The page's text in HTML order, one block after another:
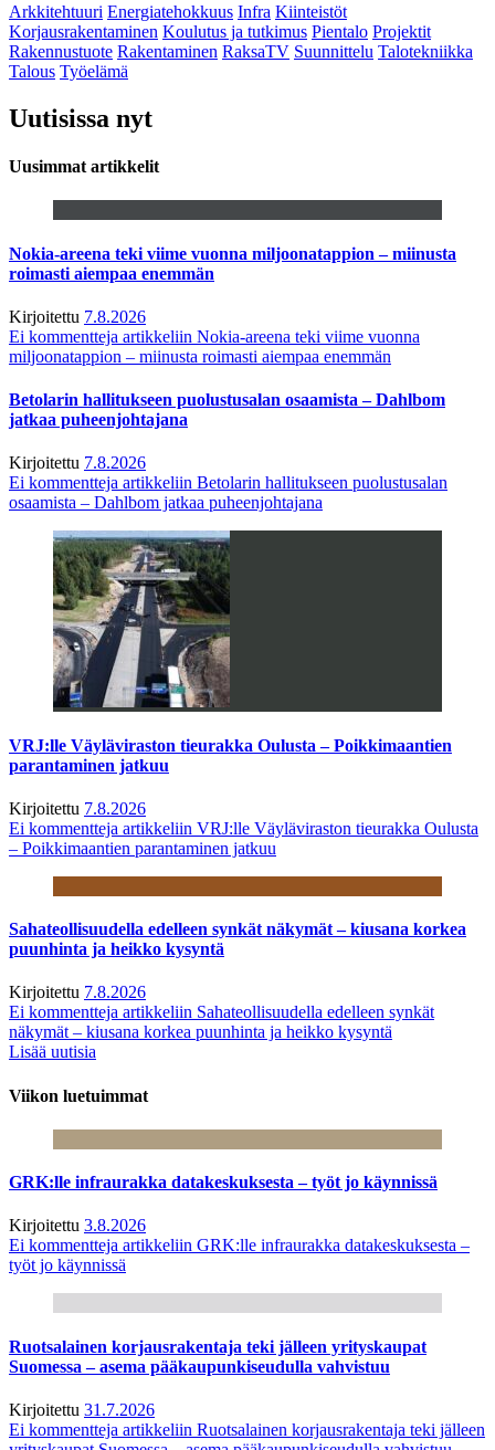
Arkkitehtuuri Energiatehokkuus Infra Kiinteistöt
Korjausrakentaminen Koulutus ja tutkimus Pientalo Projektit
Rakennustuote Rakentaminen RaksaTV Suunnittelu Talotekniikka
Talous Työelämä
Uutisissa nyt
Uusimmat artikkelit
Nokia-areena teki viime vuonna miljoonatappion – miinusta
roimasti aiempaa enemmän
Kirjoitettu 7.8.2026
Ei kommentteja artikkeliin Nokia-areena teki viime vuonna
miljoonatappion – miinusta roimasti aiempaa enemmän
Betolarin hallitukseen puolustusalan osaamista – Dahlbom
jatkaa puheenjohtajana
Kirjoitettu 7.8.2026
Ei kommentteja artikkeliin Betolarin hallitukseen puolustusalan
osaamista – Dahlbom jatkaa puheenjohtajana
VRJ:lle Väyläviraston tieurakka Oulusta – Poikkimaantien
parantaminen jatkuu
Kirjoitettu 7.8.2026
Ei kommentteja artikkeliin VRJ:lle Väyläviraston tieurakka Oulusta
– Poikkimaantien parantaminen jatkuu
Sahateollisuudella edelleen synkät näkymät – kiusana korkea
puunhinta ja heikko kysyntä
Kirjoitettu 7.8.2026
Ei kommentteja artikkeliin Sahateollisuudella edelleen synkät
näkymät – kiusana korkea puunhinta ja heikko kysyntä
Lisää uutisia
Viikon luetuimmat
GRK:lle infraurakka datakeskuksesta – työt jo käynnissä
Kirjoitettu 3.8.2026
Ei kommentteja artikkeliin GRK:lle infraurakka datakeskuksesta –
työt jo käynnissä
Ruotsalainen korjausrakentaja teki jälleen yrityskaupat
Suomessa – asema pääkaupunkiseudulla vahvistuu
Kirjoitettu 31.7.2026
Ei kommentteja artikkeliin Ruotsalainen korjausrakentaja teki jälleen